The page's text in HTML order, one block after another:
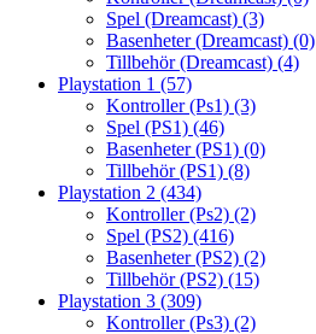
Spel (Dreamcast) (3)
Basenheter (Dreamcast) (0)
Tillbehör (Dreamcast) (4)
Playstation 1 (57)
Kontroller (Ps1) (3)
Spel (PS1) (46)
Basenheter (PS1) (0)
Tillbehör (PS1) (8)
Playstation 2 (434)
Kontroller (Ps2) (2)
Spel (PS2) (416)
Basenheter (PS2) (2)
Tillbehör (PS2) (15)
Playstation 3 (309)
Kontroller (Ps3) (2)